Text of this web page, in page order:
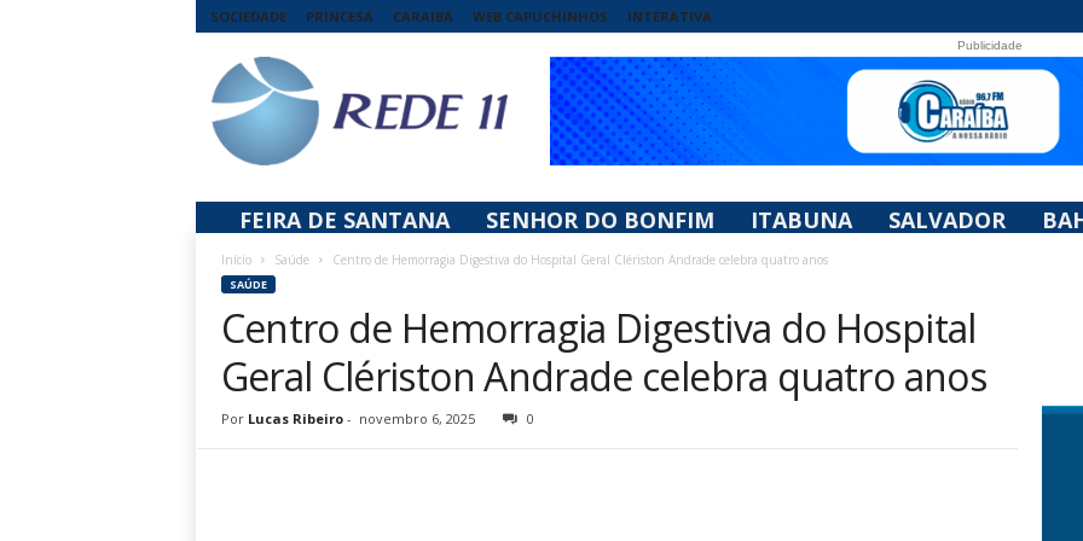
SOCIEDADE PRINCESA CARAIBA WEB CAPUCHINHOS INTERATIVA
Publicidade
FEIRA DE SANTANA SENHOR DO BONFIM ITABUNA SALVADOR
Início Saúde Centro de Hemorragia Digestiva do Hospital Geral Clériston Andrade celebra quatro anos
SAÚDE
Centro de Hemorragia Digestiva do Hospital
Geral Clériston Andrade celebra quatro anos
Por Lucas Ribeiro- novembro 6, 2025 0